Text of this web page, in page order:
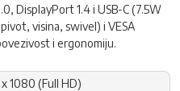
DisplayPort 1.4 i USB-C (7.5W
visina, swivel) i VESA
i ergonomiju.
1080 (Full HD)